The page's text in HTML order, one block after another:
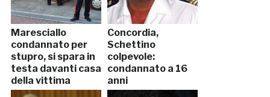
Maresciallo
condannato per
stupro, si spara in
testa davanti casa
della vittima
Concordia,
Schettino
colpevole:
condannato a 16
anni